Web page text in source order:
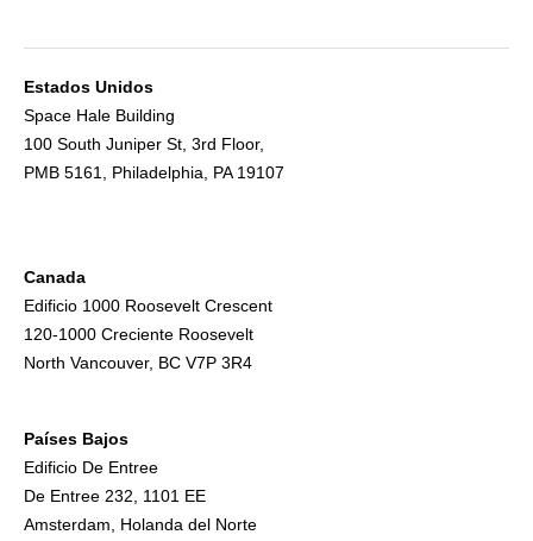
Estados Unidos
Space Hale Building
100 South Juniper St, 3rd Floor,
PMB 5161, Philadelphia, PA 19107
Canada
Edificio 1000 Roosevelt Crescent
120-1000 Creciente Roosevelt
North Vancouver, BC V7P 3R4
Países Bajos
Edificio De Entree
De Entree 232, 1101 EE
Amsterdam, Holanda del Norte